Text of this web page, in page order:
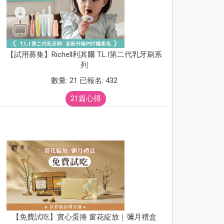
【試用募集】Richell利其爾 T.L.I第二代乳牙刷系
列
數量: 21 已報名: 432
21篇心得
【免費試吃】實心蛋捲 窗花綻放｜彌月禮盒